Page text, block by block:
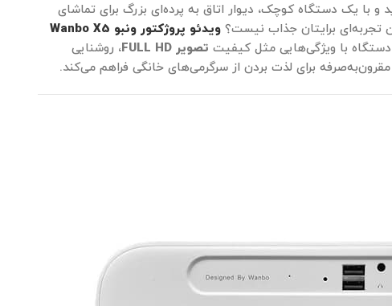
با یک دستگاه کوچک، دیوار اتاق به پرده‌ای بزرگ برای تماشای
تجربه‌ای برایتان جذاب نیست؟ ویدئو پروژکتور ونبو Wanbo X5
دستگاه با ویژگی‌هایی مثل کیفیت تصویر FULL HD
، روشنایی
برای لذت بردن از سرگرمی‌های خانگی فراهم می‌کند.